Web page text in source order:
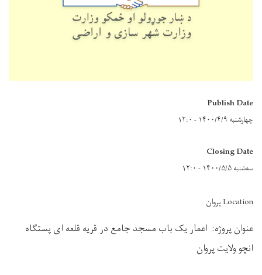
Publish Date
چهارشنبه ۱۴۰۰/۴/۹ - ۱۲:۰
Closing Date
سه‌شنبه ۱۴۰۰/۵/۵ - ۱۲:۰
Location پروان
عنوان پروژه: اعمار یک باب مسجد جامع در قریه قلعه ای پستگاه
انچو ولایت پروان